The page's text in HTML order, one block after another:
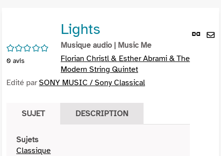
Lien
/5
0 avis
Lights
Musique audio | Music Me
Florian Christl & Esther Abrami & The
Modern String Quintet
Edité parSONY MUSIC / Sony Classical
SUJET DESCRIPTION
Sujets
Classique